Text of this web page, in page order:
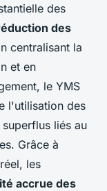
des
des
centralisant la
et en
le YMS
l'utilisation des
liés au
Grâce à
les
accrue des